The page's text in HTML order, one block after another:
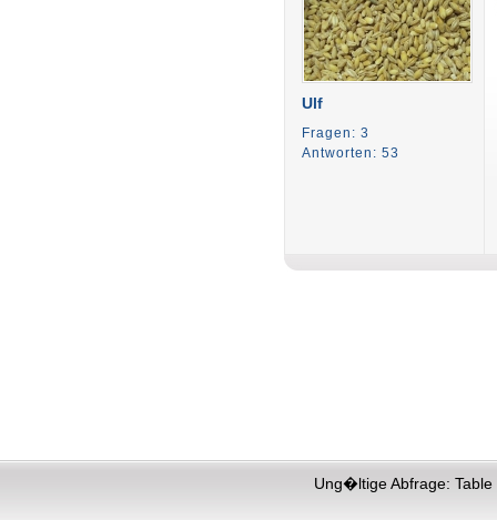
Ulf
Fragen: 3
Antworten: 53
Ung�ltige Abfrage: